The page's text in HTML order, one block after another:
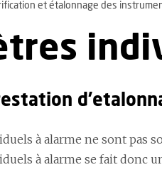
et étalonnage des
à alarme ne sont pas
à alarme se fait donc